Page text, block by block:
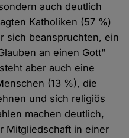
auch deutlich
Katholiken (57 %)
sich beanspruchten, ein
an einen Gott"
aber auch eine
(13 %), die
und sich religiös
machen deutlich,
Mitgliedschaft in einer